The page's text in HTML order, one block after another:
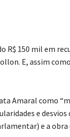
150 mil em
E, assim
Amaral como
e
e a